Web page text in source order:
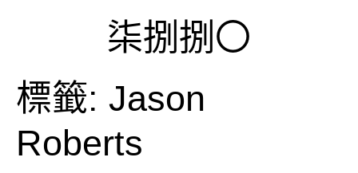
柒捌捌〇
標籤: Jason
Roberts